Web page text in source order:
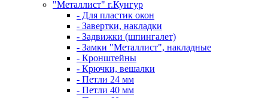
"Металлист" г.Кунгур
- Для пластик окон
- Завертки, накладки
- Задвижки (шпингалет)
- Замки "Металлист", накладные
- Кронштейны
- Крючки, вешалки
- Петли 24 мм
- Петли 40 мм